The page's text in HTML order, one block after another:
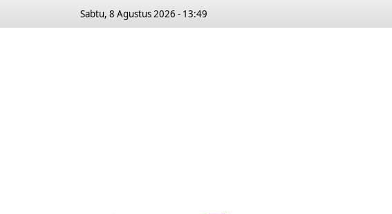
Sabtu, 8 Agustus 2026 - 13:49